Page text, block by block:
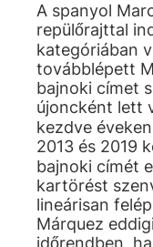
A spanyol
repülőrajttal
kategóriában
továbblépett
bajnoki címet
újoncként lett
kezdve
2013 és 2019
bajnoki címét
kartörést
lineárisan
Márquez
időrendben,